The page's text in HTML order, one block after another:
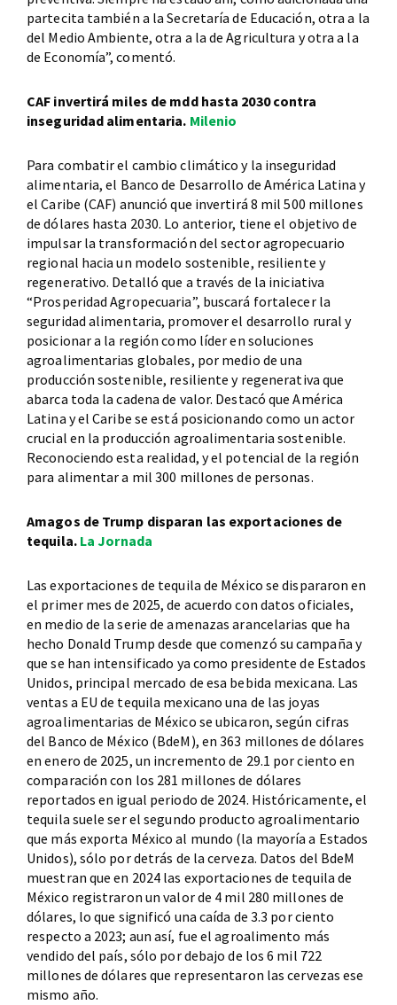
partecita también a la Secretaría de Educación, otra a la
del Medio Ambiente, otra a la de Agricultura y otra a la
de Economía”, comentó.
CAF invertirá miles de mdd hasta 2030 contra
inseguridad alimentaria. Milenio
Para combatir el cambio climático y la inseguridad
alimentaria, el Banco de Desarrollo de América Latina y
el Caribe (CAF) anunció que invertirá 8 mil 500 millones
de dólares hasta 2030. Lo anterior, tiene el objetivo de
impulsar la transformación del sector agropecuario
regional hacia un modelo sostenible, resiliente y
regenerativo. Detalló que a través de la iniciativa
“Prosperidad Agropecuaria”, buscará fortalecer la
seguridad alimentaria, promover el desarrollo rural y
posicionar a la región como líder en soluciones
agroalimentarias globales, por medio de una
producción sostenible, resiliente y regenerativa que
abarca toda la cadena de valor. Destacó que América
Latina y el Caribe se está posicionando como un actor
crucial en la producción agroalimentaria sostenible.
Reconociendo esta realidad, y el potencial de la región
para alimentar a mil 300 millones de personas.
Amagos de Trump disparan las exportaciones de
tequila. La Jornada
Las exportaciones de tequila de México se dispararon en
el primer mes de 2025, de acuerdo con datos oficiales,
en medio de la serie de amenazas arancelarias que ha
hecho Donald Trump desde que comenzó su campaña y
que se han intensificado ya como presidente de Estados
Unidos, principal mercado de esa bebida mexicana. Las
ventas a EU de tequila mexicano una de las joyas
agroalimentarias de México se ubicaron, según cifras
del Banco de México (BdeM), en 363 millones de dólares
en enero de 2025, un incremento de 29.1 por ciento en
comparación con los 281 millones de dólares
reportados en igual periodo de 2024. Históricamente, el
tequila suele ser el segundo producto agroalimentario
que más exporta México al mundo (la mayoría a Estados
Unidos), sólo por detrás de la cerveza. Datos del BdeM
muestran que en 2024 las exportaciones de tequila de
México registraron un valor de 4 mil 280 millones de
dólares, lo que significó una caída de 3.3 por ciento
respecto a 2023; aun así, fue el agroalimento más
vendido del país, sólo por debajo de los 6 mil 722
millones de dólares que representaron las cervezas ese
mismo año.